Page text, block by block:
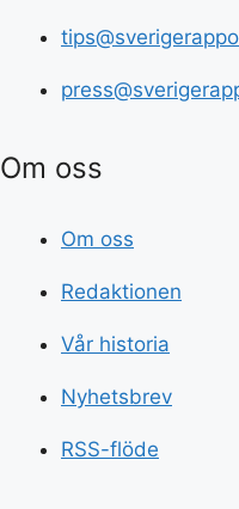
Om oss
Om oss
Redaktionen
Vår historia
Nyhetsbrev
RSS-flöde